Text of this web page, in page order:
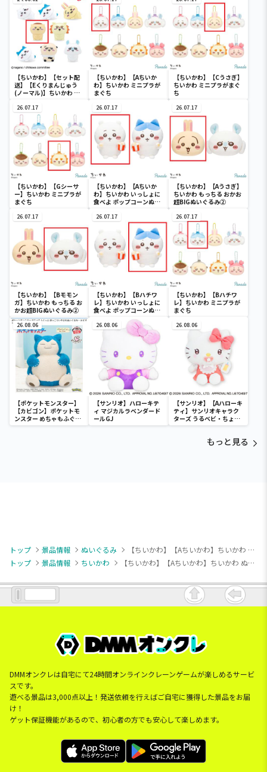
【ちいかわ】【セット配
送】【Eくりまんじゅう
(ノーマル)】ちいかわ イ
４
【ちいかわ】【Aちいか
わ】ちいかわ ミニプラが
まぐち
【ちいかわ】【Cうさぎ】
ちいかわ ミニプラがまぐ
ち
26.07.17
【ちいかわ】【Gシーサ
ー】ちいかわ ミニプラが
まぐち
26.07.17
【ちいかわ】【Aちいか
わ】ちいかわ いっしょに
食べよ ポップコーンぬい
26.07.17
【ちいかわ】【Aうさぎ】
ちいかわ もっちる おかお
超BIGぬいぐるみ②
26.07.17
【ちいかわ】【Bモモン
ガ】ちいかわ もっちる お
かお超BIGぬいぐるみ②
26.07.17
【ちいかわ】【Bハチワ
レ】ちいかわ いっしょに
食べよ ポップコーンぬい
26.07.17
【ちいかわ】【Bハチワ
レ】ちいかわ ミニプラが
まぐち
26.08.06
【ポケットモンスター】
【カビゴン】ポケットモ
ンスター めちゃもふぐっ
と ほっこりいやされぬい
26.08.06
【サンリオ】ハローキテ
ィ マジカルラベンダード
ールGJ
26.08.06
【サンリオ】【Aハローキ
ティ】サンリオキャラク
ターズ うるベビ・ちょい
デカドール
もっと見る
トップ 景品情報 ぬいぐるみ
【ちいかわ】【Aちいかわ】ちいかわ ぬいぱれっと～ミルクいろ～ぬいぐるみ①
トップ
景品情報 ちいかわ 【ちいかわ】【Aちいかわ】ちいかわ ぬいぱれっと～ミルクいろ～ぬいぐるみ①
DMMオンクレは自宅にて24時間オンラインクレーンゲームが楽しめるサービ
スです。
遊べる景品は3,000点以上！発送依頼を行えばご自宅に獲得した景品をお届
け！
ゲット保証機能があるので、初心者の方でも安心して楽しめます。